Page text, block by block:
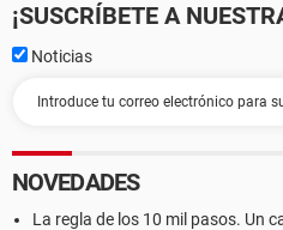
¡SUSCRÍBETE A
Noticias
NOVEDADES
La regla de los 10 mil pasos. Un